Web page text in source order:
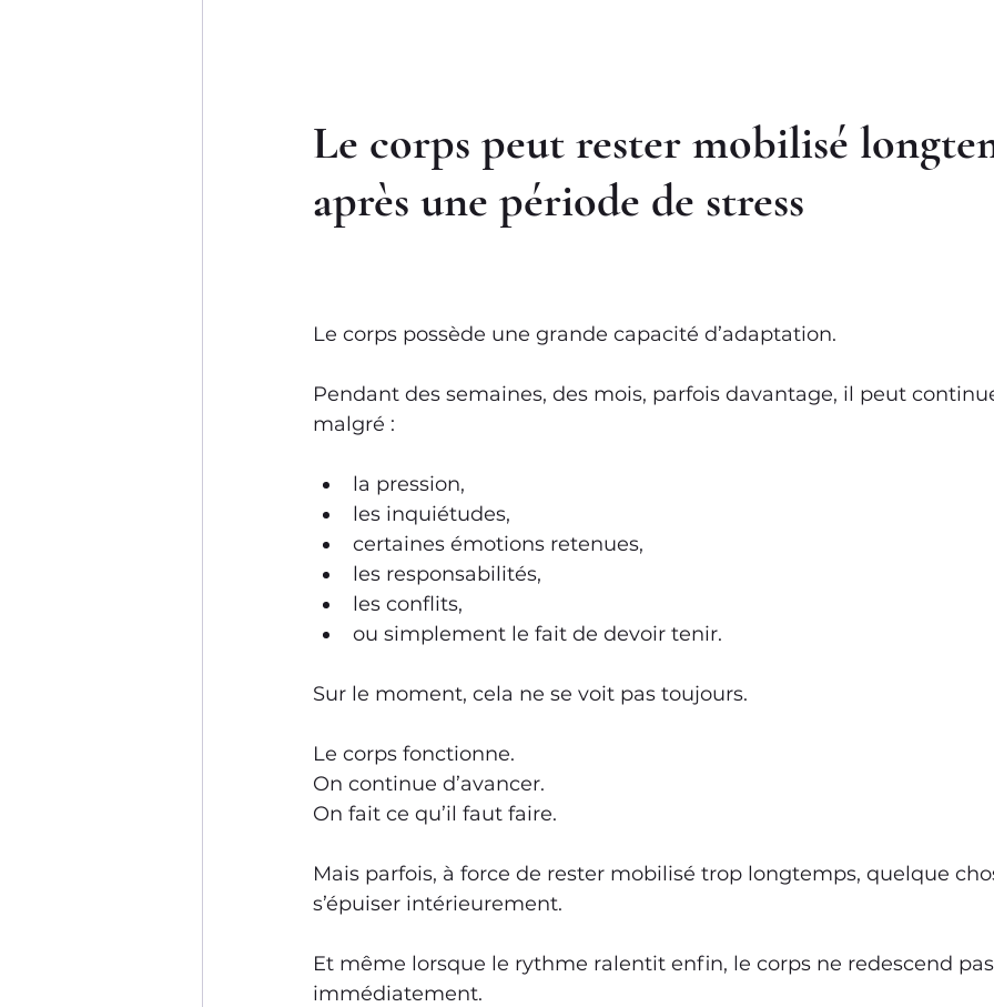
Le corps peut rester mobilisé
après une période de stress
Le corps possède une grande capacité d’adaptation.
Pendant des semaines, des mois, parfois davantage, il peut
malgré :
la pression,
les inquiétudes,
certaines émotions retenues,
les responsabilités,
les conflits,
ou simplement le fait de devoir tenir.
Sur le moment, cela ne se voit pas toujours.
Le corps fonctionne.
On continue d’avancer.
On fait ce qu’il faut faire.
Mais parfois, à force de rester mobilisé trop longtemps, quelque
s’épuiser intérieurement.
Et même lorsque le rythme ralentit enfin, le corps ne redescend pas
immédiatement.